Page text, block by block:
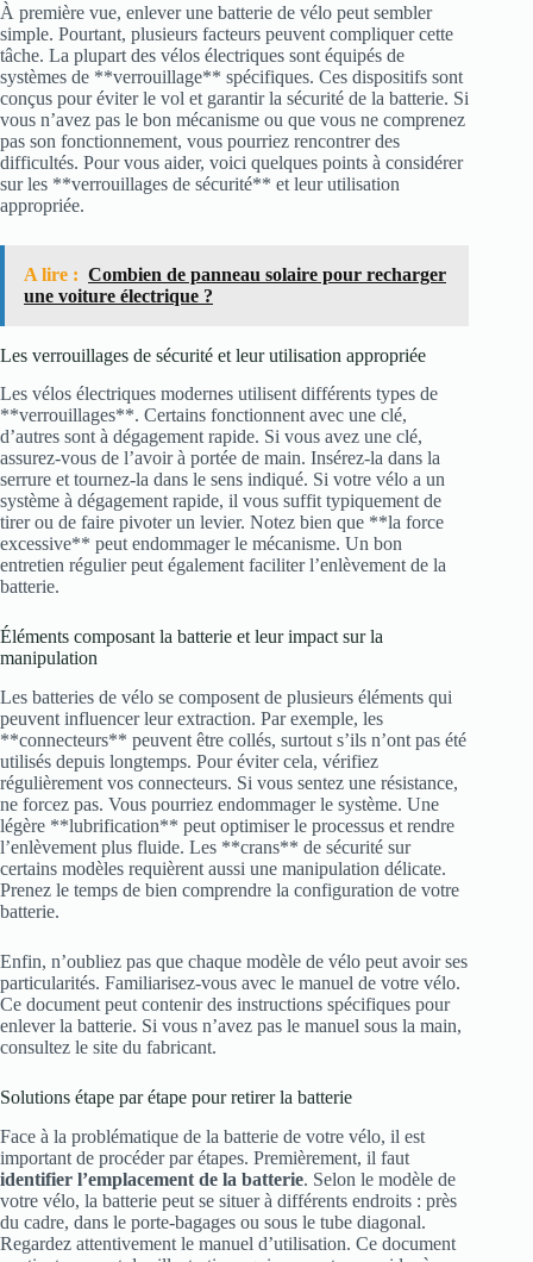
À première vue, enlever une batterie de vélo peut sembler
simple. Pourtant, plusieurs facteurs peuvent compliquer cette
tâche. La plupart des vélos électriques sont équipés de
systèmes de **verrouillage** spécifiques. Ces dispositifs sont
conçus pour éviter le vol et garantir la sécurité de la batterie. Si
vous n’avez pas le bon mécanisme ou que vous ne comprenez
pas son fonctionnement, vous pourriez rencontrer des
difficultés. Pour vous aider, voici quelques points à considérer
sur les **verrouillages de sécurité** et leur utilisation
appropriée.
A lire : Combien de panneau solaire pour recharger
une voiture électrique ?
Les verrouillages de sécurité et leur utilisation appropriée
Les vélos électriques modernes utilisent différents types de
**verrouillages**. Certains fonctionnent avec une clé,
d’autres sont à dégagement rapide. Si vous avez une clé,
assurez-vous de l’avoir à portée de main. Insérez-la dans la
serrure et tournez-la dans le sens indiqué. Si votre vélo a un
système à dégagement rapide, il vous suffit typiquement de
tirer ou de faire pivoter un levier. Notez bien que **la force
excessive** peut endommager le mécanisme. Un bon
entretien régulier peut également faciliter l’enlèvement de la
batterie.
Éléments composant la batterie et leur impact sur la
manipulation
Les batteries de vélo se composent de plusieurs éléments qui
peuvent influencer leur extraction. Par exemple, les
**connecteurs** peuvent être collés, surtout s’ils n’ont pas été
utilisés depuis longtemps. Pour éviter cela, vérifiez
régulièrement vos connecteurs. Si vous sentez une résistance,
ne forcez pas. Vous pourriez endommager le système. Une
légère **lubrification** peut optimiser le processus et rendre
l’enlèvement plus fluide. Les **crans** de sécurité sur
certains modèles requièrent aussi une manipulation délicate.
Prenez le temps de bien comprendre la configuration de votre
batterie.
Enfin, n’oubliez pas que chaque modèle de vélo peut avoir ses
particularités. Familiarisez-vous avec le manuel de votre vélo.
Ce document peut contenir des instructions spécifiques pour
enlever la batterie. Si vous n’avez pas le manuel sous la main,
consultez le site du fabricant.
Solutions étape par étape pour retirer la batterie
Face à la problématique de la batterie de votre vélo, il est
important de procéder par étapes. Premièrement, il faut
identifier l’emplacement de la batterie. Selon le modèle de
votre vélo, la batterie peut se situer à différents endroits : près
du cadre, dans le porte-bagages ou sous le tube diagonal.
Regardez attentivement le manuel d’utilisation. Ce document